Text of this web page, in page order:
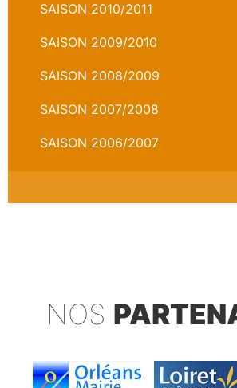
SAISON 2010/2011
SAISON 2009/2010
SAISON 2008/2009
SAISON 2007/2008
SAISON 2006/2007
NOS